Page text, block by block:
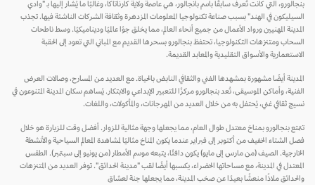
بنجالورو، التي كانت تُعرف سابقًا باسم بانجالور، هي عاصمة ولاية كارناتاكا، وغالبًا ما يُشار إليها بـ "وادي
السيليكون في الهند" بسبب صناعة تكنولوجيا المعلومات المزدهرة وثقافة الشركات الناشئة فيها. تجذب
المدينة المهنيين ورواد الأعمال من جميع أنحاء العالم، مما يخلق جوًا عالميًا وديناميكيًا. وسط ناطحات
السحاب ومتنزهات التكنولوجيا، تحتفظ بنجالورو بسحرها القديم مع المباني التي تعود إلى الحقبة
الاستعمارية والأسواق التقليدية والمعابد القديمة.
المدينة أيضًا مشهورة بمشهدها الفني والثقافي النابض بالحياة. مع العديد من المسارح، وصالات العرض
الفنية، وأماكن الموسيقى، تُعد بنجالورو مركزًا للتعبير الإبداعي والابتكار. يُساهم سكان المدينة المتنوعون في
نسيج ثقافي غني، يُحتفل به من خلال العديد من المهرجانات، والمأكولات، واللغات.
تتمتع بنجالورو بمناخ معتدل طوال العام، مما يجعلها وجهة مثالية للزوار. أفضل وقت للزيارة هو خلال
فصل الشتاء الخفيف من أكتوبر إلى فبراير عندما يكون المناخ مثاليًا لمشاهدة المعالم السياحية والأنشطة
الخارجية. الصيف (من مارس إلى مايو) يكون دافئًا، يتبعه موسم الأمطار (من يونيو إلى سبتمبر). الطقس
المعتدل في المدينة، مع مساحاتها الخضراء، يكسبها أيضًا لقب "مدينة الحدائق". توفر العديد من المتنزهات
والحدائق ملاذًا منعشًا بعيدًا عن صخب المدينة، مما يجعلها جنة لعشاق